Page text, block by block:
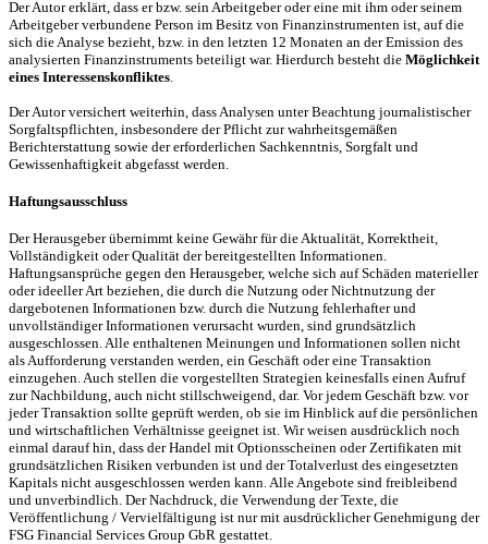
Der Autor erklärt, dass er bzw. sein Arbeitgeber oder eine mit ihm oder seinem
Arbeitgeber verbundene Person im Besitz von Finanzinstrumenten ist, auf die
sich die Analyse bezieht, bzw. in den letzten 12 Monaten an der Emission des
analysierten Finanzinstruments beteiligt war. Hierdurch besteht die Möglichkeit
eines Interessenskonfliktes.
Der Autor versichert weiterhin, dass Analysen unter Beachtung journalistischer
Sorgfaltspflichten, insbesondere der Pflicht zur wahrheitsgemäßen
Berichterstattung sowie der erforderlichen Sachkenntnis, Sorgfalt und
Gewissenhaftigkeit abgefasst werden.
Haftungsausschluss
Der Herausgeber übernimmt keine Gewähr für die Aktualität, Korrektheit,
Vollständigkeit oder Qualität der bereitgestellten Informationen.
Haftungsansprüche gegen den Herausgeber, welche sich auf Schäden materieller
oder ideeller Art beziehen, die durch die Nutzung oder Nichtnutzung der
dargebotenen Informationen bzw. durch die Nutzung fehlerhafter und
unvollständiger Informationen verursacht wurden, sind grundsätzlich
ausgeschlossen. Alle enthaltenen Meinungen und Informationen sollen nicht
als Aufforderung verstanden werden, ein Geschäft oder eine Transaktion
einzugehen. Auch stellen die vorgestellten Strategien keinesfalls einen Aufruf
zur Nachbildung, auch nicht stillschweigend, dar. Vor jedem Geschäft bzw. vor
jeder Transaktion sollte geprüft werden, ob sie im Hinblick auf die persönlichen
und wirtschaftlichen Verhältnisse geeignet ist. Wir weisen ausdrücklich noch
einmal darauf hin, dass der Handel mit Optionsscheinen oder Zertifikaten mit
grundsätzlichen Risiken verbunden ist und der Totalverlust des eingesetzten
Kapitals nicht ausgeschlossen werden kann. Alle Angebote sind freibleibend
und unverbindlich. Der Nachdruck, die Verwendung der Texte, die
Veröffentlichung / Vervielfältigung ist nur mit ausdrücklicher Genehmigung der
FSG Financial Services Group GbR gestattet.